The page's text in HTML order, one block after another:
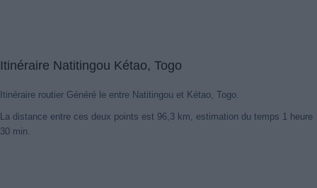
Itinéraire Natitingou Kétao, Togo
Itinéraire routier Généré le entre Natitingou et Kétao, Togo.
La distance entre ces deux points est 96,3 km, estimation du temps 1 heure
30 min.